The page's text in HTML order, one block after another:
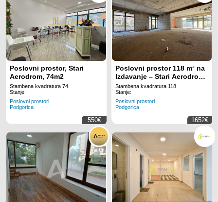
Poslovni prostor, Stari
Aerodrom, 74m2
Stambena kvadratura 74
Stanje:
Poslovni prostori
Podgorica
550€
Poslovni prostor 118 m² na
Izdavanje – Stari Aerodrom,
Podgorica
Stambena kvadratura 118
Stanje:
Poslovni prostori
Podgorica
1652€